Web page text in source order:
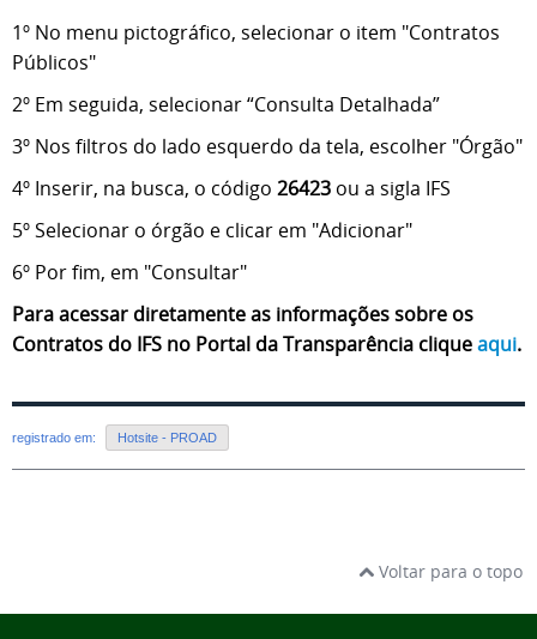
1º No menu pictográfico, selecionar o item "Contratos
Públicos"
2º Em seguida, selecionar “Consulta Detalhada”
3º Nos filtros do lado esquerdo da tela, escolher "Órgão"
4º Inserir, na busca, o código 26423 ou a sigla IFS
5º Selecionar o órgão e clicar em "Adicionar"
6º Por fim, em "Consultar"
Para acessar diretamente as informações sobre os
Contratos do IFS no Portal da Transparência cliqueaqui.
registrado em: Hotsite - PROAD
Voltar para o topo